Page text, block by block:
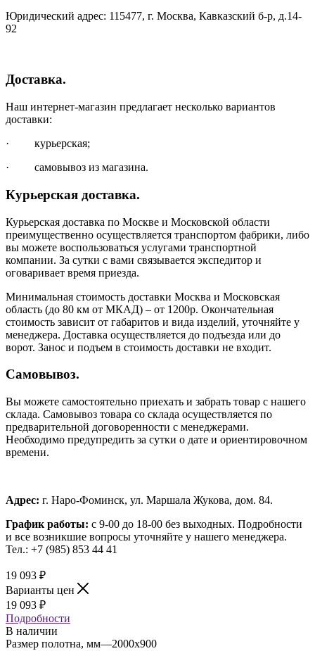
Юридический адрес: 115477, г. Москва, Кавказский б-р, д.14-
92
Доставка.
Наш интернет-магазин предлагает несколько вариантов
доставки:
· курьерская;
· самовывоз из магазина.
Курьерская доставка.
Курьерская доставка по Москве и Московской области
преимущественно осуществляется транспортом фабрики, либо
вы можете воспользоваться услугами транспортной
компании. За сутки с вами связывается экспедитор и
оговаривает время приезда.
Минимальная стоимость доставки Москва и Московская
область (до 80 км от МКАД) – от 1200р. Окончательная
стоимость зависит от габаритов и вида изделий, уточняйте у
менеджера. Доставка осуществляется до подъезда или до
ворот. Занос и подъем в стоимость доставки не входит.
Самовывоз.
Вы можете самостоятельно приехать и забрать товар с нашего
склада. Самовывоз товара со склада осуществляется по
предварительной договоренности с менеджерами.
Необходимо предупредить за сутки о дате и ориентировочном
времени.
Адрес: г. Наро-Фоминск, ул. Маршала Жукова, дом. 84.
График работы: с 9-00 до 18-00 без выходных. Подробности
и все возникшие вопросы уточняйте у нашего менеджера.
Тел.: +7 (985) 853 44 41
19 093 ₽
Варианты цен
19 093 ₽
Подробности
В наличии
Размер полотна, мм—2000x900